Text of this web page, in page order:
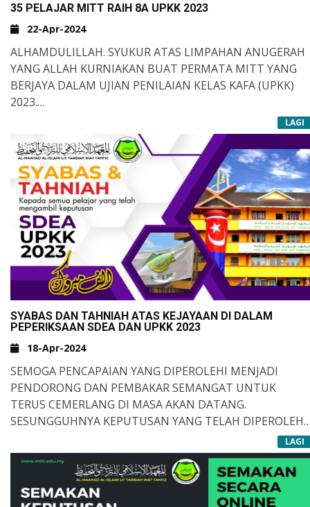
ASSATIZAH JUGA TURUT MEMBERIKAN
PERSPEKTIF SYARIAT SEHINGGAKAN IA MENJADI SALAH
SATU DARI JALUR IBADAH. SEMOGA KITA BEROLEH
RAHMAT DAN BAROKAH DARI ALLAH S.W.T
35 PELAJAR MITT RAIH 8A UPKK 2023
22-Apr-2024
ALHAMDULILLAH. SYUKUR ATAS LIMPAHAN ANUGERAH
YANG ALLAH KURNIAKAN BUAT PERMATA MITT YANG
BERJAYA DALAM UJIAN PENILAIAN KELAS KAFA (UPKK)
2023.
8A : 35 ORANG
7A : 5 ORANG
6A 2B : 11 ORANG
CALON DARUL QURAN :
8A : 3 ORANG
KALUNGAN UCAPAN SYABAS & TAHNIAS, ALFU MABRUK
DARI SELURUH WARGA MITT KHUSUS BUAT KESEMUA
PELAJAR YANG CEMERLANG, JUGA KEPADA PARA
ASSATIZAH MITT YANG BERTUNGKUS LUMUS
MENYUMBANG ILMU DAN PENGORBANAN, SERTA PARA
IBU BAPA DAN PENJAGA YANG TAK PERNAH MENGENAL
LELAH MEMBERIKAN DORONGAN DAN SOKONGAN.
SEMOGA KITA SEMUA BEROLEH RAHMAT DAN BAROKAH
DARI ALLAH DARI SEMASA KE SEMASA.
SIIRU ALA BAROKATILLAH.
LAGI
SYABAS DAN TAHNIAH ATAS KEJAYAAN DI DALAM
PEPERIKSAAN SDEA DAN UPKK 2023
18-Apr-2024
SEMOGA PENCAPAIAN YANG DIPEROLEHI MENJADI
PENDORONG DAN PEMBAKAR SEMANGAT UNTUK
TERUS CEMERLANG DI MASA AKAN DATANG.
SESUNGGUHNYA KEPUTUSAN YANG TELAH DIPEROLEHI
MERUPAKAN SALAH SATU DARI TARBIAH DARI ALLAH
UNTUK MENJADIKAN KITA HAMBANYA YANG
BERSYUKUR DAN SENTIASA BERUSAHA UNTUK MENJADI
HAMBANYA YANG BERTAQWA.
LAGI